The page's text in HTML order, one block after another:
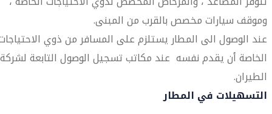
وموقف سيارات مخصص بالقرب من المبنى.
عند الوصول الى المطار يستلزم على المسافر من ذوي
الخاصة أن يقدم نفسه عند مكاتب تسجيل الوصول التابعة لشركة
الطيران.
التسهيلات في المطار